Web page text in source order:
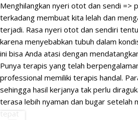
Menghilangkan nyeri otot dan sendi =>
terkadang membuat kita lelah dan
terjadi. Rasa nyeri otot dan sendiri
karena menyebabkan tubuh dalam
ini bisa Anda atasi dengan
Punya terapis yang telah
professional memiliki terapis handal.
sehingga hasil kerjanya tak perlu
terasa lebih nyaman dan bugar setelah
tepat